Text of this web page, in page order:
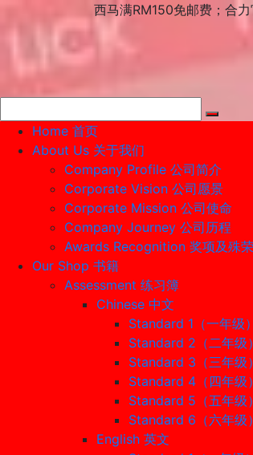
西马满RM150免邮费；合
Home 首页
About Us 关于我们
Company Profile 公司简介
Corporate Vision 公司愿景
Corporate Mission 公司使命
Company Journey 公司历程
Awards Recognition 奖项及殊荣
Our Shop 书籍
Assessment 练习簿
Chinese 中文
Standard 1（一年级）
Standard 2（二年级）
Standard 3（三年级）
Standard 4（四年级）
Standard 5（五年级）
Standard 6（六年级）
English 英文